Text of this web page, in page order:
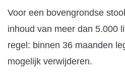
Voor een bovengrondse
inhoud van meer dan 5.000
regel: binnen 36 maanden
mogelijk verwijderen.